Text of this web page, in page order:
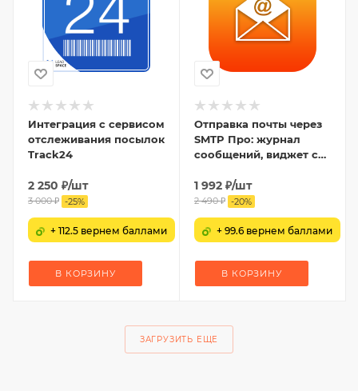
Интеграция с сервисом
отслеживания посылок
Track24
2 250 ₽/шт
3 000₽ -25%
+ 112.5 вернем баллами
В КОРЗИНУ
Отправка почты через
SMTP Про: журнал
сообщений, виджет с
DKIM-подпись
1 992 ₽/шт
2 490₽ -20%
+ 99.6 вернем баллами
В КОРЗИНУ
ЗАГРУЗИТЬ ЕЩЕ